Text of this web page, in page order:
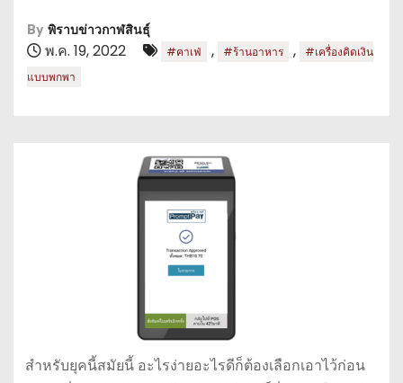
By พิราบข่าวกาฬสินธุ์
พ.ค. 19, 2022 #คาเฟ่ , #ร้านอาหาร ,
#เครื่องคิดเงิน
แบบพกพา
สำหรับยุคนี้สมัยนี้ อะไรง่ายอะไรดีก็ต้องเลือกเอาไว้ก่อน